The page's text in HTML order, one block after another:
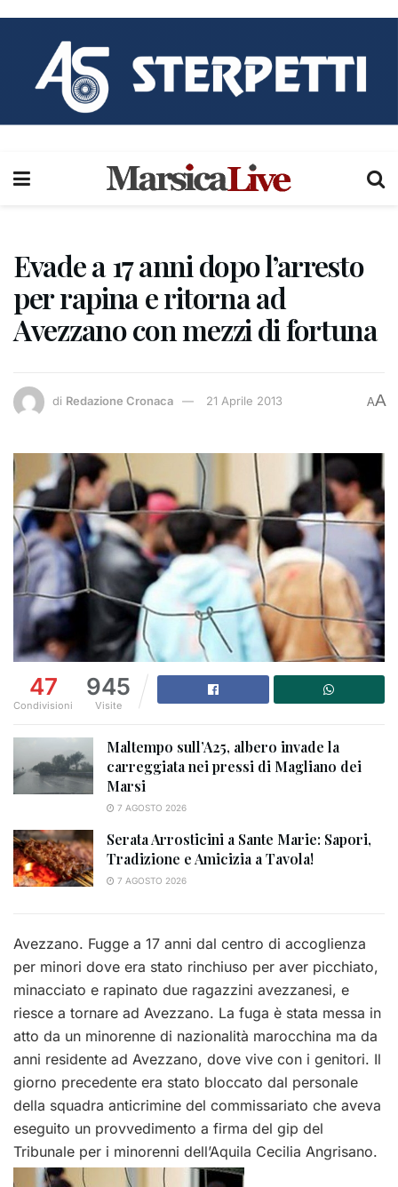
Evade a 17 anni dopo l’arresto
per rapina e ritorna ad
Avezzano con mezzi di fortuna
di Redazione Cronaca 21 Aprile 2013 AA
47
Condivisioni
945
Visite
Maltempo sull’A25, albero invade la
carreggiata nei pressi di Magliano dei
Marsi
7 AGOSTO 2026
Serata Arrosticini a Sante Marie: Sapori,
Tradizione e Amicizia a Tavola!
7 AGOSTO 2026
Avezzano. Fugge a 17 anni dal centro di accoglienza
per minori dove era stato rinchiuso per aver picchiato,
minacciato e rapinato due ragazzini avezzanesi, e
riesce a tornare ad Avezzano. La fuga è stata messa in
atto da un minorenne di nazionalità marocchina ma da
anni residente ad Avezzano, dove vive con i genitori. Il
giorno precedente era stato bloccato dal personale
della squadra anticrimine del commissariato che aveva
eseguito un provvedimento a firma del gip del
Tribunale per i minorenni dell’Aquila Cecilia Angrisano.